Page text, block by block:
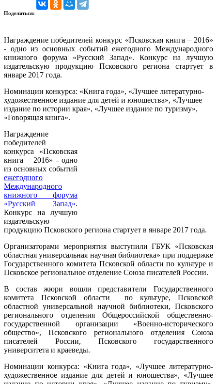
Поделиться:
Награждение победителей конкурс «Псковская книга – 2016»
- одно из основных событий ежегодного Международного
книжного форума «Русский Запад». Конкурс на лучшую
издательскую продукцию Псковского региона стартует в
январе 2017 года.
Номинации конкурса: «Книга года», «Лучшее литературно-
художественное издание для детей и юношества», «Лучшее
издание по истории края», «Лучшее издание по туризму»,
«Говорящая книга».
Награждение
победителей
конкурса «Псковская
книга – 2016» - одно
из основных событий
ежегодного
Международного
книжного форума
«Русский Запад».
Конкурс на лучшую
издательскую
продукцию Псковского региона стартует в январе 2017 года.
Организаторами мероприятия выступили ГБУК «Псковская
областная универсальная научная библиотека» при поддержке
Государственного комитета Псковской области по культуре и
Псковское региональное отделение Союза писателей России.
В состав жюри вошли представители Государственного
комитета Псковской области по культуре, Псковской
областной универсальной научной библиотеки, Псковского
регионального отделения Общероссийской общественно-
государственной организации «Военно-исторического
общество», Псковского регионального отделения Союза
писателей России, Псковского государственного
университета и краеведы.
Номинации конкурса: «Книга года», «Лучшее литературно-
художественное издание для детей и юношества», «Лучшее